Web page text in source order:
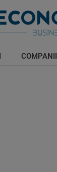
COMPANII